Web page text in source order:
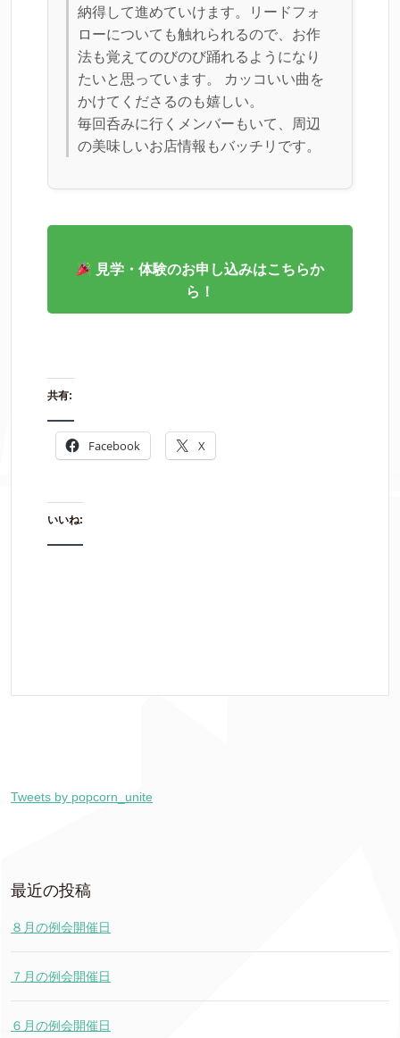
納得して進めていけます。リードフォ
ローについても触れられるので、お作
法も覚えてのびのび踊れるようになり
たいと思っています。 カッコいい曲を
かけてくださるのも嬉しい。
毎回呑みに行くメンバーもいて、周辺
の美味しいお店情報もバッチリです。
見学・体験のお申し込みはこちらか
ら！
共有:
Facebook X
いいね:
Tweets by popcorn_unite
最近の投稿
８月の例会開催日
７月の例会開催日
６月の例会開催日